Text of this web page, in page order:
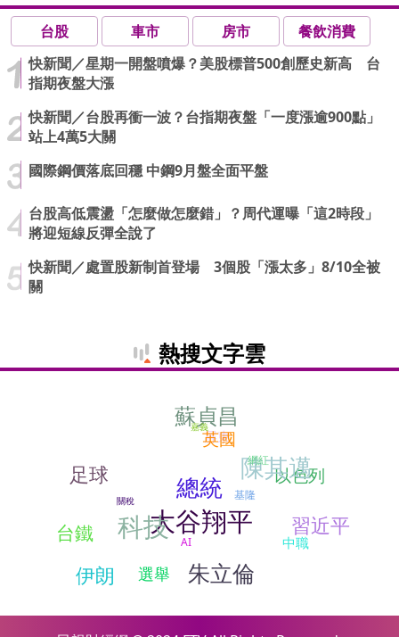
台股 車市 房市
餐飲消費
快新聞／星期一開盤噴爆？美股標普500創歷史新高 台
指期夜盤大漲
快新聞／台股再衝一波？台指期夜盤「一度漲逾900點」
站上4萬5大關
國際鋼價落底回穩 中鋼9月盤全面平盤
台股高低震盪「怎麼做怎麼錯」？周代運曝「這2時段」
將迎短線反彈全說了
快新聞／處置股新制首登場 3個股「漲太多」8/10全被
關
熱搜文字雲
總統 以色列
大谷翔平 習近平
AI
蘇貞昌
台鐵
陳其邁
基隆
朱立倫
伊朗
足球
選舉
屏東
中職
關稅
嘉義
科技
網紅
英國